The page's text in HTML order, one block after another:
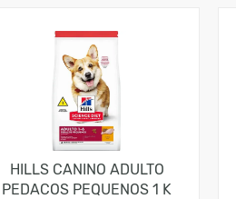
HILLS CANINO ADULTO
PEDACOS PEQUENOS 1 K